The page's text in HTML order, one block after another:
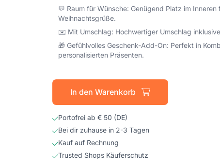
💬 Raum für Wünsche: Genügend Platz im Inneren
Weihnachtsgrüße.
✉️ Mit Umschlag: Hochwertiger Umschlag
🎁 Gefühlvolles Geschenk-Add-On: Perfekt in
personalisierten Präsenten.
In den Warenkorb
Portofrei ab € 50 (DE)
Bei dir zuhause in 2-3 Tagen
Kauf auf Rechnung
Trusted Shops Käuferschutz